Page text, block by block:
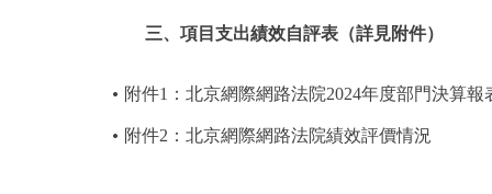
三、項目支出績效自評表（詳見附件）
附件1：北京網際網路法院2024年度部門決算報
附件2：北京網際網路法院績效評價情況